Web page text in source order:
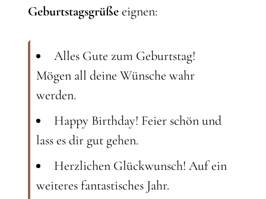
Geburtstagsgrüßeeignen:
Alles Gute zum Geburtstag!
Mögen all deine Wünsche wahr
werden.
Happy Birthday! Feier schön und
lass es dir gut gehen.
Herzlichen Glückwunsch! Auf ein
weiteres fantastisches Jahr.